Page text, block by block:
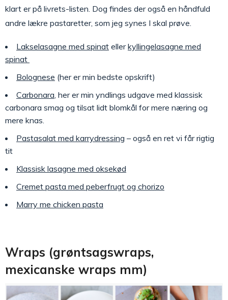
klart er på livrets-listen. Dog findes der også en håndfuld
andre lækre pastaretter, som jeg synes I skal prøve.
Lakselasagne med spinat ellerkyllingelasagne med
spinat
Bolognese (her er min bedste opskrift)
Carbonara , her er min yndlings udgave med klassisk
carbonara smag og tilsat lidt blomkål for mere næring og
mere knas.
Pastasalat med karrydressing – også en ret vi får rigtig
tit
Klassisk lasagne med oksekød
Cremet pasta med peberfrugt og chorizo
Marry me chicken pasta
Wraps (grøntsagswraps,
mexicanske wraps mm)